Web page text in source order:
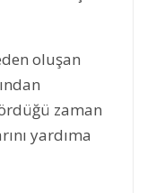
oluşan
zaman
yardıma